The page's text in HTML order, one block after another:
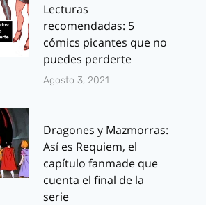
Lecturas
recomendadas: 5
cómics picantes que no
puedes perderte
Agosto 3, 2021
Dragones y Mazmorras:
Así es Requiem, el
capítulo fanmade que
cuenta el final de la
serie